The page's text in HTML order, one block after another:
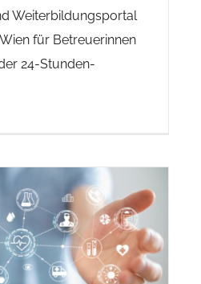
Weiterbildungsportal
für Betreuerinnen
24-Stunden-